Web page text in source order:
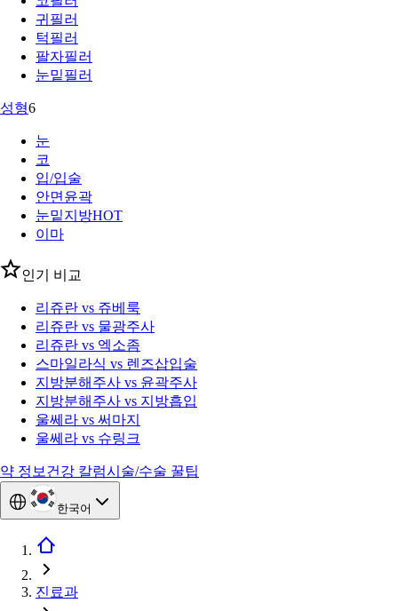
귀필러
턱필러
팔자필러
눈밑필러
성형6
눈
코
입/입술
안면윤곽
눈밑지방HOT
이마
인기 비교
리쥬란 vs 쥬베룩
리쥬란 vs 물광주사
리쥬란 vs 엑소좀
스마일라식 vs 렌즈삽입술
지방분해주사 vs 윤곽주사
지방분해주사 vs 지방흡입
울쎄라 vs 써마지
울쎄라 vs 슈링크
약 정보 건강 칼럼시술/수술 꿀팁
한국어
진료과